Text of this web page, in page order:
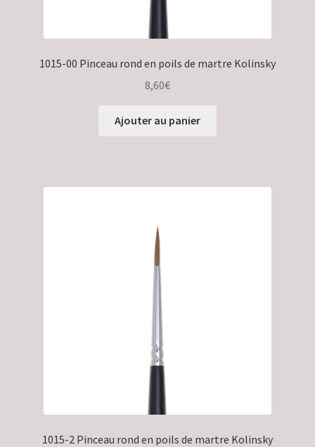
1015-00 Pinceau rond en poils de martre Kolinsky
8,60€
Ajouter au panier
1015-2 Pinceau rond en poils de martre Kolinsky